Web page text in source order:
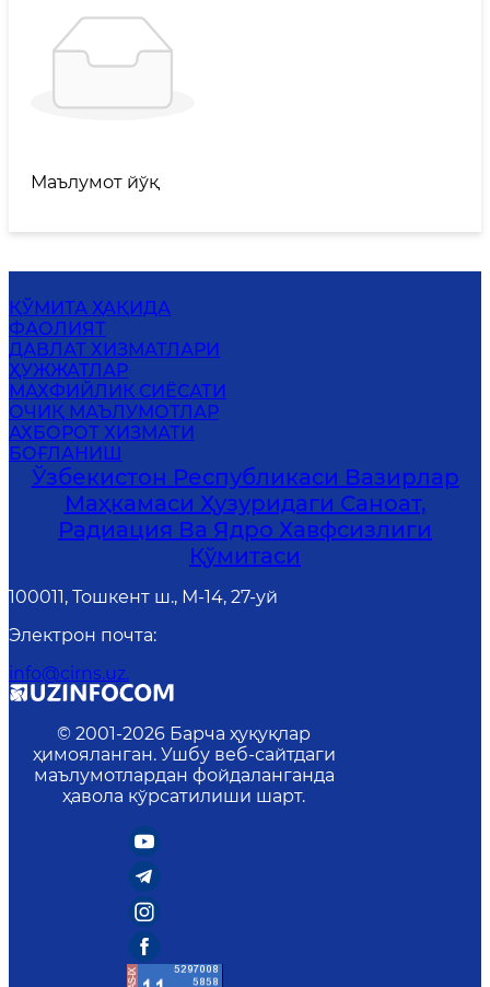
Маълумот йўқ
ҚЎМИТА ҲАҚИДА
ФАОЛИЯТ
ДАВЛАТ ХИЗМАТЛАРИ
ҲУЖЖАТЛАР
МАХФИЙЛИК СИЁСАТИ
ОЧИҚ МАЪЛУМОТЛАР
АХБОРОТ ХИЗМАТИ
БОҒЛАНИШ
Ўзбекистон Республикаси Вазирлар
Маҳкамаси Ҳузуридаги Саноат,
Радиация Ва Ядро Хавфсизлиги
Қўмитаси
100011, Тошкент ш., М-14, 27-уй
Электрон почта:
info@cirns.uz.
© 2001-2026 Барча ҳуқуқлар
ҳимояланган. Ушбу веб-сайтдаги
маълумотлардан фойдаланганда
ҳавола кўрсатилиши шарт.